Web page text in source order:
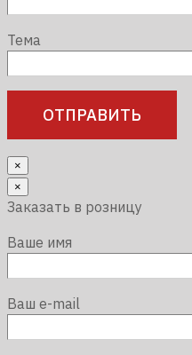
Тема
×
×
Заказать в розницу
Ваше имя
Ваш e-mail